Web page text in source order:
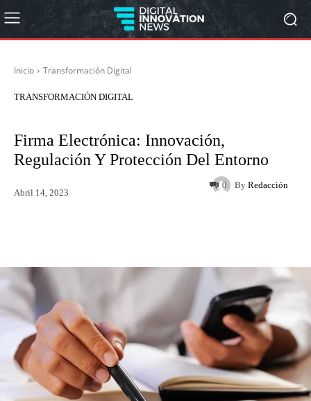
Inicio Transformación Digital
TRANSFORMACIÓN DIGITAL
Firma Electrónica: Innovación,
Regulación Y Protección Del Entorno
By Redacción
Abril 14, 2023
0